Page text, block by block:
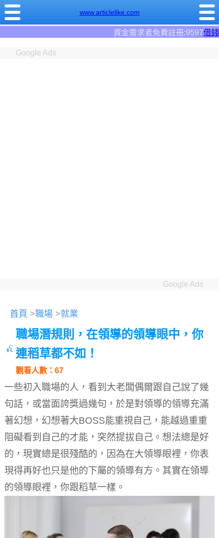
www.articlelike.com
資金需求者免費註冊:9597借錢網。全台前三大借錢
Google Ads
Google Ads
首頁 >職場 >就業
職場潛規則，在領導的領導眼中，你
連稻草都不如！
觀看人數：67
一些初入職場的人，看到大老闆偶爾跟自己說了幾
句話，或當面誇獎過幾句，於是對領導的領導充滿
著幻想，幻想著大BOSS能重視自己，能越過重重
阻礙看到自己的才能，突然提拔自己。 想法總是好
的，現實總是很殘酷的，因為在大領導眼裡，你表
現得再好也只是他的下屬的領導有方。 其實在領導
的領導眼裡，你跟稻草一樣。